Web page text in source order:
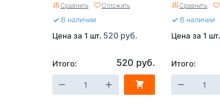
Сравнить Отложить
В наличии
Цена за 1 шт. 520 руб.
Итого: 520 руб.
Сравнить
В наличии
Цена за 1 шт.
Итого: